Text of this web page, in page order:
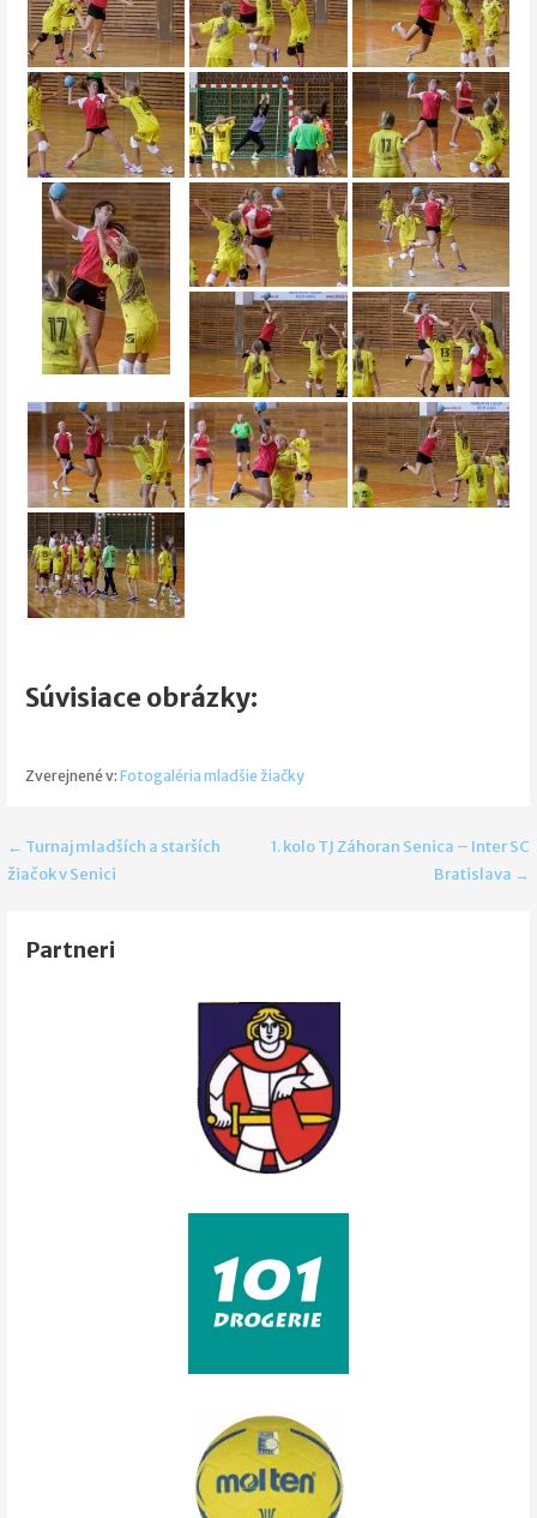
Súvisiace obrázky:
Zverejnené v: Fotogaléria mladšie žiačky
Navigácia
článku
← Turnaj mladších a starších
žiačok v Senici
1. kolo TJ Záhoran Senica – Inter SC
Bratislava →
Partneri